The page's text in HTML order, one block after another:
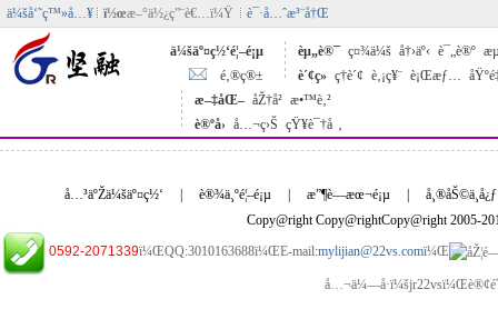
ä¼šå‘˜ç™»å…¥ ï½œæ–°ä½¿ç”¨è€…ï¼Ÿ è¯·å…ˆæ³¨å†Œ
ä¼šäº¤ç½‘é¦–é¡µ
é‚®ç®±
èµ„è®¯ ç¤¾ä¼š å†›äº‹ è¯„è®º
è´¢ç» ç†è´¢ è‚¡ç¥¨ è¡Œæƒ…
æ–‡åŒ– åŽ†å² æ•™è‚²
è®ºå› å…¬ç›Š çŸ¥è¯†å ‚
å…³äºŽä¼šäº¤ç½‘ è®¾ä¸ºé¦–é¡µ æ”¶è—æœ¬é¡µ
å¸®åŠ©ä¸­å¿ƒ
Copy@right Copy@rightCopy@right 2005-
0592-2071339ï¼ŒQQ:3010163688ï¼ŒE-mail:mylijian@22vs.comï¼Œ